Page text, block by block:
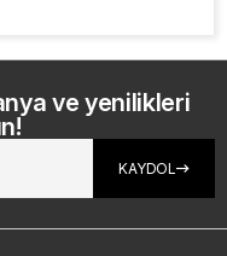
ve yenilikleri
KAYDOL